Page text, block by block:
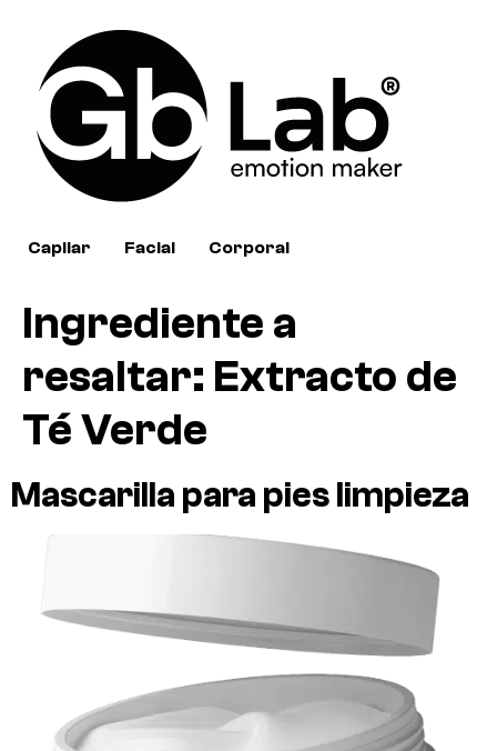
Capilar Facial Corporal
Ingrediente a
resaltar: Extracto de
Té Verde
Mascarilla para pies limpieza